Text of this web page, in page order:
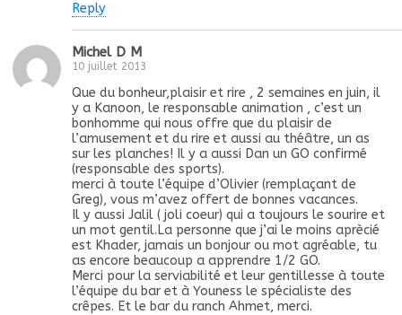
Reply
Michel D M
10 juillet 2013
Que du bonheur,plaisir et rire , 2 semaines en juin, il
y a Kanoon, le responsable animation , c’est un
bonhomme qui nous offre que du plaisir de
l’amusement et du rire et aussi au théâtre, un as
sur les planches! Il y a aussi Dan un GO confirmé
(responsable des sports).
merci à toute l’équipe d’Olivier (remplaçant de
Greg), vous m’avez offert de bonnes vacances.
Il y aussi Jalil ( joli coeur) qui a toujours le sourire et
un mot gentil.La personne que j’ai le moins aprècié
est Khader, jamais un bonjour ou mot agréable, tu
as encore beaucoup a apprendre 1/2 GO.
Merci pour la serviabilité et leur gentillesse à toute
l’équipe du bar et à Youness le spécialiste des
crêpes. Et le bar du ranch Ahmet, merci.